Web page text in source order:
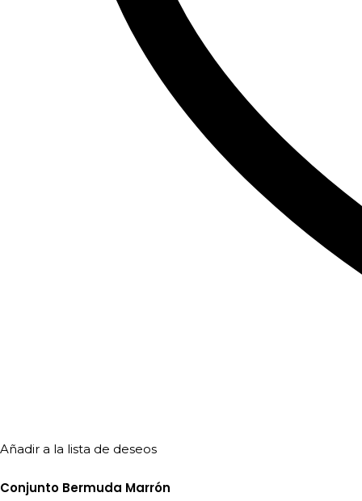
Añadir a la lista de deseos
Conjunto Bermuda Marrón